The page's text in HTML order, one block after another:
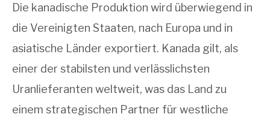
Die kanadische Produktion wird überwiegend in
die Vereinigten Staaten, nach Europa und in
asiatische Länder exportiert. Kanada gilt, als
einer der stabilsten und verlässlichsten
Uranlieferanten weltweit, was das Land zu
einem strategischen Partner für westliche